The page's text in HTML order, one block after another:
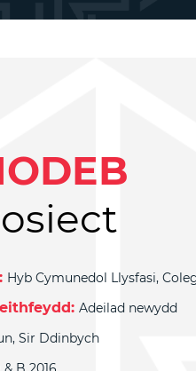
Hyb Cymunedol Llysfasi,
Adeilad newydd
Sir Ddinbych